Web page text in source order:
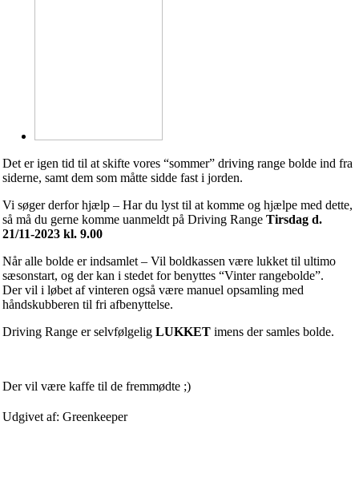
Det er igen tid til at skifte vores “sommer” driving range bolde ind fra
siderne, samt dem som måtte sidde fast i jorden.
Vi søger derfor hjælp – Har du lyst til at komme og hjælpe med dette,
så må du gerne komme uanmeldt på Driving Range Tirsdag d.
21/11-2023 kl. 9.00
Når alle bolde er indsamlet – Vil boldkassen være lukket til ultimo
sæsonstart, og der kan i stedet for benyttes “Vinter rangebolde”.
Der vil i løbet af vinteren også være manuel opsamling med
håndskubberen til fri afbenyttelse.
Driving Range er selvfølgelig LUKKET imens der samles bolde.
Der vil være kaffe til de fremmødte ;)
Udgivet af: Greenkeeper